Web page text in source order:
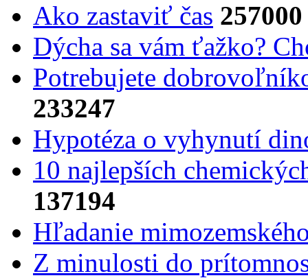
Ako zastaviť čas 257000
Dýcha sa vám ťažko?
Potrebujet​e
233247
Hypotéza o vyhynutí
10 najlepších
137194
Hľadanie
Z minulosti do